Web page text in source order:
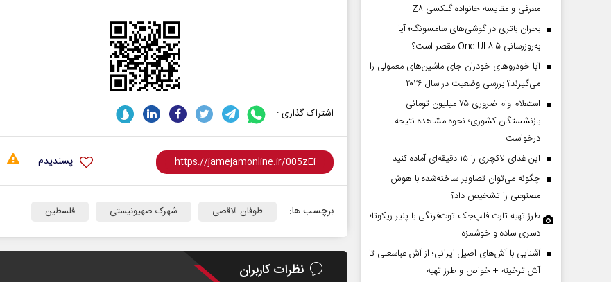
اشتراک گذاری :
پسندیدم
برچسب ها: طوفان الاقصی شهرک صهیونیستی فلسطین
نظرات کاربران
معرفی و مقایسه خانواده گلکسی Z۸
بحران باتری در گوشی‌های سامسونگ؛ آیا
به‌روزرسانی One UI ۸.۵ مقصر است؟
آیا خودروهای خودران جای ماشین‌های معمولی را
می‌گیرند؟ بررسی وضعیت در سال ۲۰۲۶
استعلام وام ضروری ۷۵ میلیون تومانی
بازنشستگان کشوری؛ نحوه مشاهده نتیجه
درخواست
این غذای لاکچری را ۱۵ دقیقه‌ای آماده کنید
چگونه می‌توان تصاویر ساخته‌شده با هوش
مصنوعی را تشخیص داد؟
طرز تهیه تارت فلپ‌جک توت‌فرنگی با پنیر ریکوتا؛
دسری ساده و خوشمزه
آشنایی با آش‌های اصیل ایرانی؛ از آش عباسعلی تا
آش ترخینه + خواص و طرز تهیه